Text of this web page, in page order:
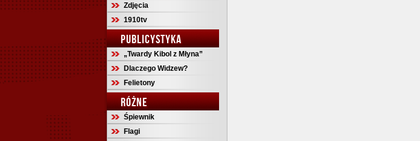
Zdjęcia
1910tv
PUBLICYSTYKA
„Twardy Kibol z Młyna”
Dlaczego Widzew?
Felietony
RÓŻNE
Śpiewnik
Flagi